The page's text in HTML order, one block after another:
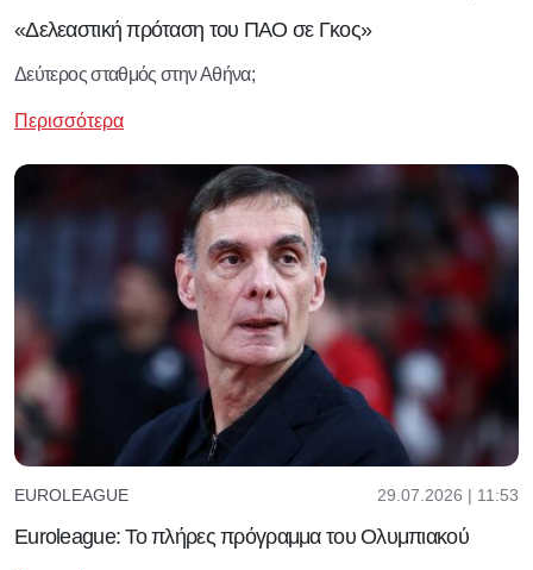
«Δελεαστική πρόταση του ΠΑΟ σε Γκος»
Δεύτερος σταθμός στην Αθήνα;
Περισσότερα
EUROLEAGUE 29.07.2026 | 11:53
Euroleague: Το πλήρες πρόγραμμα του Ολυμπιακού